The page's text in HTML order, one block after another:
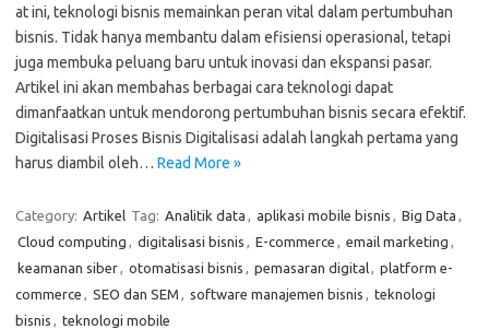
at ini, teknologi bisnis memainkan peran vital dalam pertumbuhan
bisnis. Tidak hanya membantu dalam efisiensi operasional, tetapi
juga membuka peluang baru untuk inovasi dan ekspansi pasar.
Artikel ini akan membahas berbagai cara teknologi dapat
dimanfaatkan untuk mendorong pertumbuhan bisnis secara efektif.
Digitalisasi Proses Bisnis Digitalisasi adalah langkah pertama yang
harus diambil oleh… Read More »
Category: Artikel Tag: Analitik data , aplikasi mobile bisnis , Big Data ,
Cloud computing , digitalisasi bisnis , E-commerce , email marketing ,
keamanan siber, otomatisasi bisnis , pemasaran digital, platform e-
commerce , SEO dan SEM , software manajemen bisnis , teknologi
bisnis , teknologi mobile